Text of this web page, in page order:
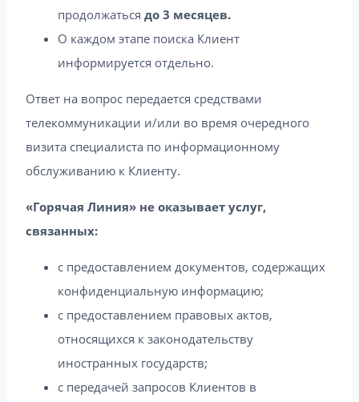
продолжаться до 3 месяцев.
О каждом этапе поиска Клиент
информируется отдельно.
Ответ на вопрос передается средствами
телекоммуникации и/или во время очередного
визита специалиста по информационному
обслуживанию к Клиенту.
«Горячая Линия» не оказывает услуг,
связанных:
с предоставлением документов, содержащих
конфиденциальную информацию;
с предоставлением правовых актов,
относящихся к законодательству
иностранных государств;
с передачей запросов Клиентов в